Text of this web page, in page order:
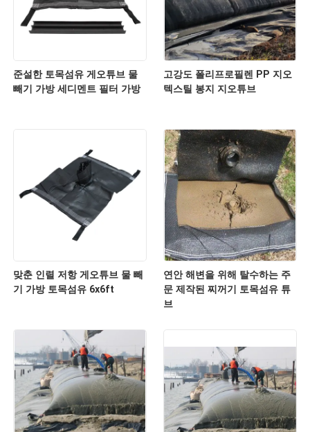
준설한 토목섬유 게오튜브 물
빼기 가방 세디멘트 필터 가방
고강도 폴리프로필렌 PP 지오
텍스틸 봉지 지오튜브
맞춘 인렬 저항 게오튜브 물 빼
기 가방 토목섬유 6x6ft
연안 해변을 위해 탈수하는 주
문 제작된 찌꺼기 토목섬유 튜
브